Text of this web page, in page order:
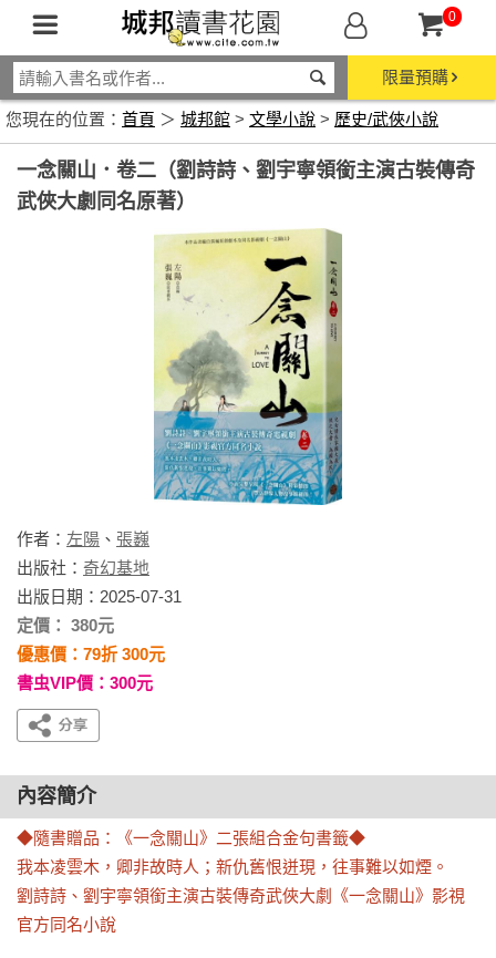
0
限量預購
您現在的位置： 首頁 ＞ 城邦館 > 文學小說 > 歷史/武俠小說
一念關山．卷二（劉詩詩、劉宇寧領銜主演古裝傳奇
武俠大劇同名原著）
作者： 左陽 、 張巍
出版社： 奇幻基地
出版日期：2025-07-31
定價： 380元
優惠價：79折 300元
書虫VIP價：300元
內容簡介
◆隨書贈品：《一念關山》二張組合金句書籤◆
我本凌雲木，卿非故時人；新仇舊恨迸現，往事難以如煙。
劉詩詩、劉宇寧領銜主演古裝傳奇武俠大劇《一念關山》影視
官方同名小說